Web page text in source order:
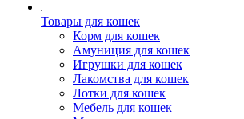
Товары для кошек
Корм для кошек
Амуниция для кошек
Игрушки для кошек
Лакомства для кошек
Лотки для кошек
Мебель для кошек